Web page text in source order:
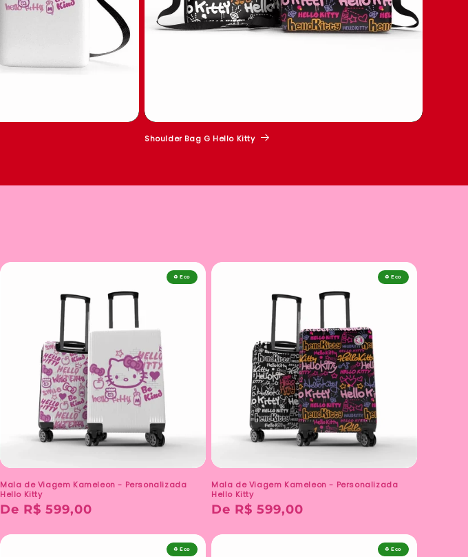
Shoulder Bag G Hello Kitty
♻️ Eco
Mala de Viagem Kameleon - Personalizada
Hello Kitty
Preço
De R$ 599,00
♻️ Eco
Mala de Viagem Kameleon - Personalizada
Hello Kitty
Preço
De R$ 599,00
♻️ Eco ♻️ Eco